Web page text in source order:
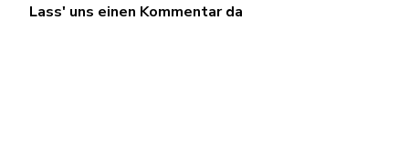
Lass' uns einen Kommentar da